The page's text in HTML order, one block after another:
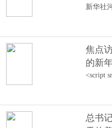
焦点
的新
<script
总书